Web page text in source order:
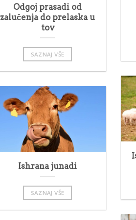
Odgoj prasadi od
zalučenja do prelaska u
tov
SAZNAJ VŠE
Ishrana junadi
SAZNAJ VŠE